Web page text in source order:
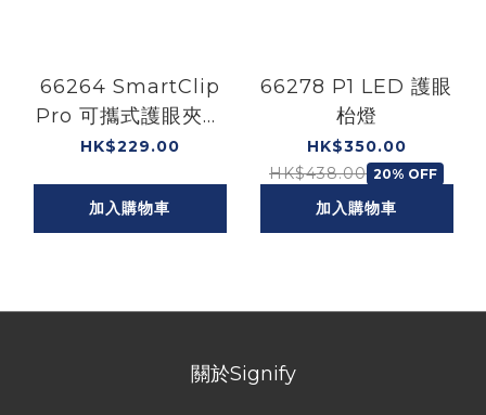
66264 SmartClip
Pro 可攜式護眼夾枱
燈
HK$229.00
加入購物車
66278 P1 LED 護眼
枱燈
HK$350.00
HK$438.00 20% OFF
加入購物車
關於Signify